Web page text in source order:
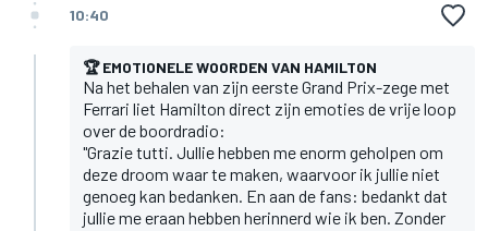
10:40
🏆 EMOTIONELE WOORDEN VAN HAMILTON
Na het behalen van zijn eerste Grand Prix-zege met
Ferrari liet Hamilton direct zijn emoties de vrije loop
over de boordradio:
"Grazie tutti. Jullie hebben me enorm geholpen om
deze droom waar te maken, waarvoor ik jullie niet
genoeg kan bedanken. En aan de fans: bedankt dat
jullie me eraan hebben herinnerd wie ik ben. Zonder